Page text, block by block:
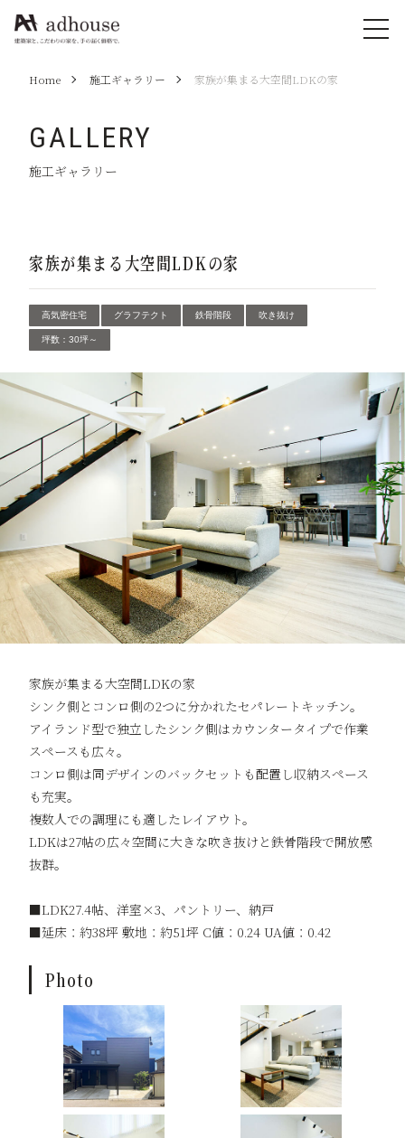
Home 施工ギャラリー 家族が集まる大空間LDKの家
GALLERY
施工ギャラリー
家族が集まる大空間LDKの家
高気密住宅 グラフテクト 鉄骨階段 吹き抜け
坪数：30坪～
家族が集まる大空間LDKの家
シンク側とコンロ側の2つに分かれたセパレートキッチン。
アイランド型で独立したシンク側はカウンタータイプで作業
スペースも広々。
コンロ側は同デザインのバックセットも配置し収納スペース
も充実。
複数人での調理にも適したレイアウト。
LDKは27帖の広々空間に大きな吹き抜けと鉄骨階段で開放感
抜群。
■LDK27.4帖、洋室×3、パントリー、納戸
■延床：約38坪 敷地：約51坪 C値：0.24 UA値：0.42
Photo